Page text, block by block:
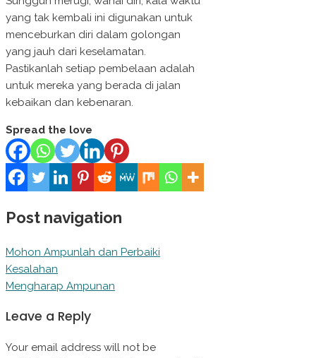
yang tak kembali ini digunakan untuk
menceburkan diri dalam golongan
yang jauh dari keselamatan.
Pastikanlah setiap pembelaan adalah
untuk mereka yang berada di jalan
kebaikan dan kebenaran.
Spread the love
Post navigation
Mohon Ampunlah dan Perbaiki
Kesalahan
Mengharap Ampunan
Leave a Reply
Your email address will not be